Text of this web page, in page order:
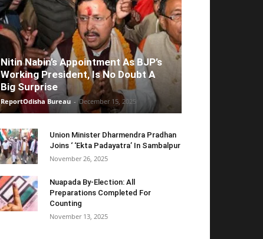
Nitin Nabin’s Appointment As BJP’s
Working President, Is No Doubt A
Big Surprise
ReportOdisha Bureau - December 15, 2025
Union Minister Dharmendra Pradhan
Joins ‘ ‘Ekta Padayatra’ In Sambalpur
November 26, 2025
Nuapada By-Election: All
Preparations Completed For
Counting
November 13, 2025